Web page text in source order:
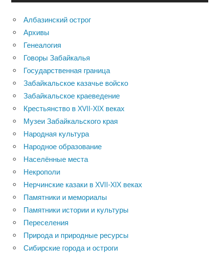
Албазинский острог
Архивы
Генеалогия
Говоры Забайкалья
Государственная граница
Забайкальское казачье войско
Забайкальское краеведение
Крестьянство в XVII-XIX веках
Музеи Забайкальского края
Народная культура
Народное образование
Населённые места
Некрополи
Нерчинские казаки в XVII-XIX веках
Памятники и мемориалы
Памятники истории и культуры
Переселения
Природа и природные ресурсы
Сибирские города и остроги